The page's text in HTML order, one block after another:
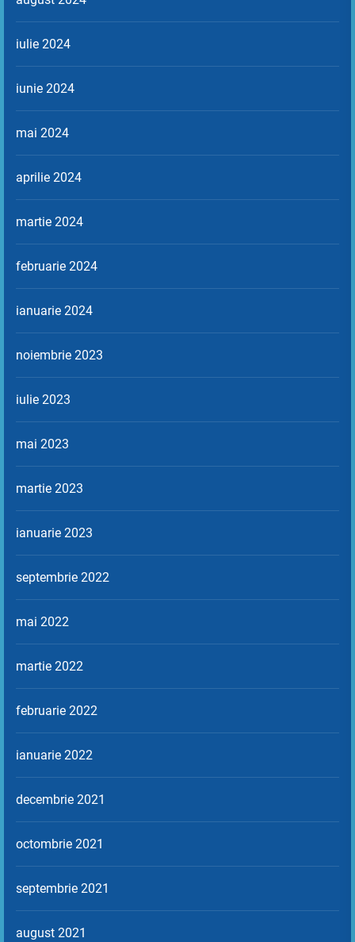
iulie 2024
iunie 2024
mai 2024
aprilie 2024
martie 2024
februarie 2024
ianuarie 2024
noiembrie 2023
iulie 2023
mai 2023
martie 2023
ianuarie 2023
septembrie 2022
mai 2022
martie 2022
februarie 2022
ianuarie 2022
decembrie 2021
octombrie 2021
septembrie 2021
august 2021